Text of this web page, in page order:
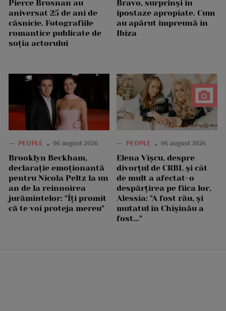
Pierce Brosnan au
aniversat 25 de ani de
căsnicie. Fotografiile
romantice publicate de
soția actorului
Bravo, surprinși în
ipostaze apropiate. Cum
au apărut împreună în
Ibiza
— PEOPLE 06 august 2026
Brooklyn Beckham,
declarație emoționantă
pentru Nicola Peltz la un
an de la reînnoirea
jurămintelor: "Îți promit
că te voi proteja mereu"
— PEOPLE 06 august 2026
Elena Vîșcu, despre
divorțul de CRBL și cât
de mult a afectat-o
despărțirea pe fiica lor,
Alessia: "A fost rău, și
mutatul în Chișinău a
fost..."